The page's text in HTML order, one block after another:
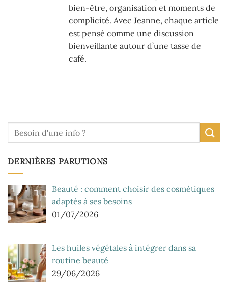
bien-être, organisation et moments de
complicité. Avec Jeanne, chaque article
est pensé comme une discussion
bienveillante autour d’une tasse de
café.
DERNIÈRES PARUTIONS
Beauté : comment choisir des cosmétiques
adaptés à ses besoins
01/07/2026
Les huiles végétales à intégrer dans sa
routine beauté
29/06/2026